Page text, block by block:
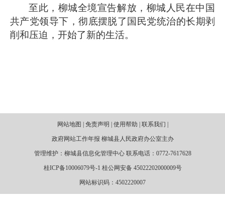
至此，柳城全境宣告解放，柳城人民在中国
共产党领导下，彻底摆脱了国民党统治的长期剥
削和压迫，开始了新的生活。
网站地图 | 免责声明 | 使用帮助 | 联系我们 |
政府网站工作年报 柳城县人民政府办公室主办
管理维护：柳城县信息化管理中心 联系电话：0772-7617628
桂ICP备10006079号-1 桂公网安备 45022202000009号
网站标识码：4502220007